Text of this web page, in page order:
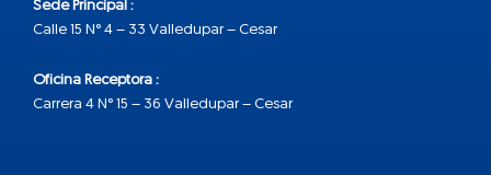
Sede Principal :
Calle 15 N° 4 – 33 Valledupar – Cesar
Oficina Receptora :
Carrera 4 N° 15 – 36 Valledupar – Cesar